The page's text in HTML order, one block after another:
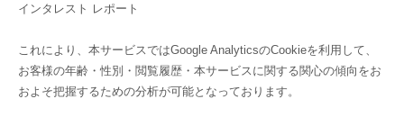
インタレスト レポート
これにより、本サービスではGoogle AnalyticsのCookieを利用して、
お客様の年齢・性別・閲覧履歴・本サービスに関する関心の傾向をお
およそ把握するための分析が可能となっております。